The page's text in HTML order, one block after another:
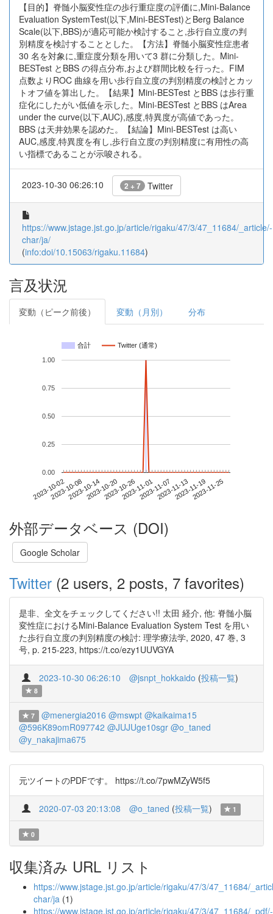
【目的】脊髄小脳変性症の歩行重症度の評価に,Mini-Balance
Evaluation SystemTest(以下,Mini-BESTest)とBerg Balance
Scale(以下,BBS)が適応可能か検討すること,歩行自立度の判
別精度を検討することとした。【方法】脊髄小脳変性症患者
30 名を対象に,重症度分類を用いて3 群に分類した。Mini-
BESTest とBBS の得点分布,および群間比較を行った。FIM
点数よりROC 曲線を用い歩行自立度の判別精度の検討とカッ
トオフ値を算出した。【結果】Mini-BESTest とBBS は歩行重
症化にしたがい低値を示した。Mini-BESTest とBBS はArea
under the curve(以下,AUC),感度,特異度が高値であった。
BBS は天井効果を認めた。【結論】Mini-BESTest は高い
AUC,感度,特異度を有し,歩行自立度の判別精度に有用性の高
い指標であることが示唆される。
2023-10-30 06:26:10 2 + 7 Twitter
https://www.jstage.jst.go.jp/article/rigaku/47/3/47_11684/_article/-
char/ja/
(info:doi/10.15063/rigaku.11684)
言及状況
変動（ピーク前後） 変動（月別） 分布
合計 Twitter (通常)
2023-10-022023-10-082023-10-142023-10-202023-10-262023-11-012023-11-072023-11-132023-11-192023-11-25
0.00
0.25
0.50
0.75
1.00
外部データベース (DOI)
Google Scholar
Twitter (2 users, 2 posts, 7 favorites)
是非、全文をチェックしてください!! 太田 経介, 他: 脊髄小脳
変性症におけるMini-Balance Evaluation System Test を用い
た歩行自立度の判別精度の検討: 理学療法学, 2020, 47 巻, 3
号, p. 215-223, https://t.co/ezy1UUVGYA
2023-10-30 06:26:10 @jsnpt_hokkaido (投稿一覧)
8
7 @menergia2016 @mswpt @kaikaima15
@596K89omR097742 @JUJUge10sgr @o_taned
@y_nakajima675
元ツイートのPDFです。 https://t.co/7pwMZyW5f5
2020-07-03 20:13:08 @o_taned (投稿一覧) 1
0
収集済み URL リスト
https://www.jstage.jst.go.jp/article/rigaku/47/3/47_11684/
char/ja (1)
https://www.jstage.jst.go.jp/article/rigaku/47/3/47_11684/_pdf/-